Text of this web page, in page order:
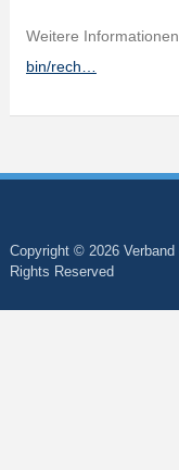
Weitere
bin/rech…
Copyright © 2026 Verband
Rights Reserved